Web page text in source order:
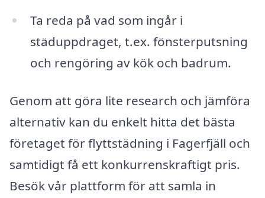
Ta reda på vad som ingår i
städuppdraget, t.ex. fönsterputsning
och rengöring av kök och badrum.
Genom att göra lite research och jämföra
alternativ kan du enkelt hitta det bästa
företaget för flyttstädning i Fagerfjäll och
samtidigt få ett konkurrenskraftigt pris.
Besök vår plattform för att samla in